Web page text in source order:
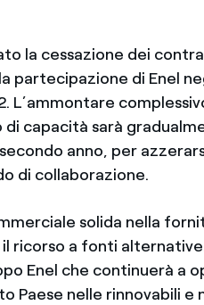
la cessazione dei
di Enel
L’ammontare
di capacità sarà
anno, per
di collaborazione.
solida nella
ricorso a fonti
Enel che continuerà a
Paese nelle rinnovabili e